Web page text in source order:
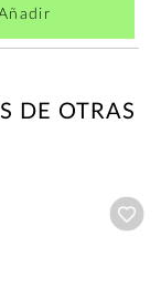
DE OTRAS